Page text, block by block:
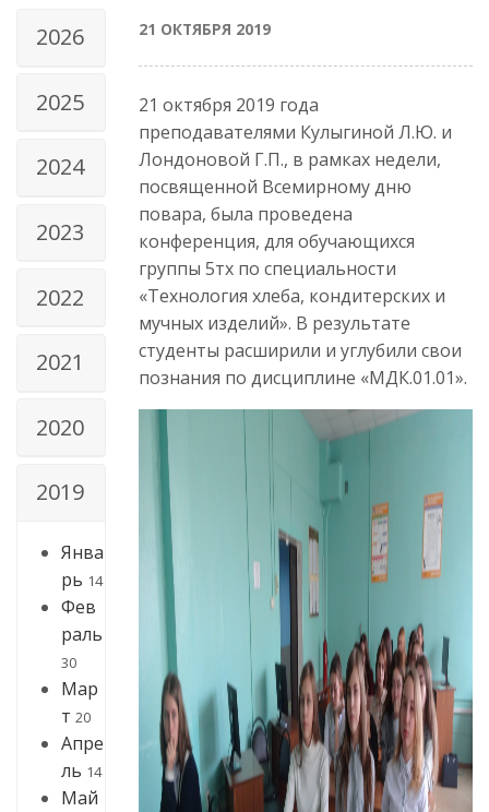
2026
2025
2024
2023
2022
2021
2020
2019
Янва
рь 14
Фев
раль
30
Мар
т 20
Апре
ль 14
Май
21 ОКТЯБРЯ 2019
21 октября 2019 года
преподавателями Кулыгиной Л.Ю. и
Лондоновой Г.П., в рамках недели,
посвященной Всемирному дню
повара, была проведена
конференция, для обучающихся
группы 5тх по специальности
«Технология хлеба, кондитерских и
мучных изделий». В результате
студенты расширили и углубили свои
познания по дисциплине «МДК.01.01».